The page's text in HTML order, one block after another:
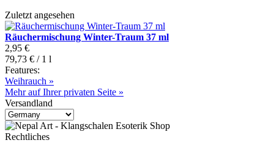
Zuletzt angesehen
Räuchermischung Winter-Traum 37 ml
2,95 €
79,73 € / 1 l
Features:
Weihrauch »
Mehr auf Ihrer privaten Seite »
Versandland
Rechtliches